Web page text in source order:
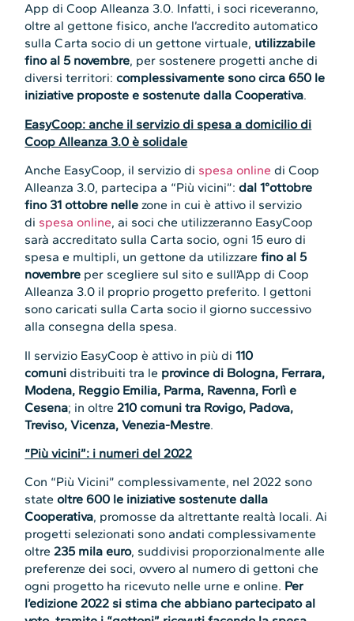
App di Coop Alleanza 3.0. Infatti, i soci riceveranno,
oltre al gettone fisico, anche l’accredito automatico
sulla Carta socio di un gettone virtuale, utilizzabile
fino al 5 novembre, per sostenere progetti anche di
diversi territori:complessivamente sono circa 650 le
iniziative proposte e sostenute dalla Cooperativa.
EasyCoop: anche il servizio di spesa a domicilio di
Coop Alleanza 3.0 è solidale
Anche EasyCoop, il servizio di spesa online di Coop
Alleanza 3.0, partecipa a “Più vicini”:dal 1°ottobre
fino 31 ottobre nelle zone in cui è attivo il servizio
di spesa online, ai soci che utilizzeranno EasyCoop
sarà accreditato sulla Carta socio, ogni 15 euro di
spesa e multipli, un gettone da utilizzarefino al 5
novembre per scegliere sul sito e sull’App di Coop
Alleanza 3.0 il proprio progetto preferito. I gettoni
sono caricati sulla Carta socio il giorno successivo
alla consegna della spesa.
Il servizio EasyCoop è attivo in più di110
comuni distribuiti tra le province di Bologna, Ferrara,
Modena, Reggio Emilia, Parma, Ravenna, Forlì e
Cesena; in oltre 210 comuni tra Rovigo, Padova,
Treviso, Vicenza, Venezia-Mestre.
“Più vicini”: i numeri del 2022
Con “Più Vicini” complessivamente, nel 2022 sono
stateoltre 600 le iniziative sostenute dalla
Cooperativa, promosse da altrettante realtà locali. Ai
progetti selezionati sono andati complessivamente
oltre 235 mila euro, suddivisi proporzionalmente alle
preferenze dei soci, ovvero al numero di gettoni che
ogni progetto ha ricevuto nelle urne e online. Per
l’edizione 2022 si stima che abbiano partecipato al